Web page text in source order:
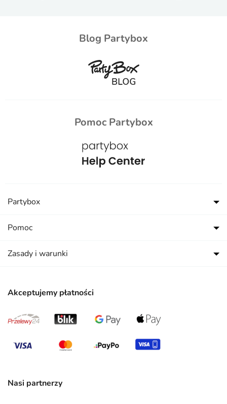
Blog Partybox
Pomoc Partybox
Akceptujemy płatności
Nasi partnerzy
Partybox
Pomoc
Zasady i warunki